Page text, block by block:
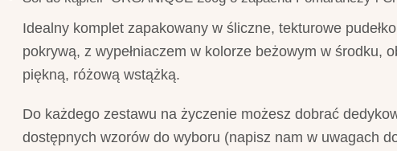
Idealny komplet zapakowany w śliczne, tekturowe
pokrywą, z wypełniaczem w kolorze beżowym w środku,
piękną, różową wstążką.
Do każdego zestawu na życzenie możesz dobrać
dostępnych wzorów do wyboru (napisz nam w uwagach